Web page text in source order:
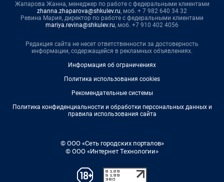
Жапарова Жанна, менеджер по работе с федеральными клиентами
zhanna.zhaparova@shkulev.ru, моб. + 7 982 640 34 32
Ревина Мария, директор по работе с федеральными клиентами
mariya.revina@shkulev.ru, моб. +7 910 402 4056
Редакция сайта не несет ответственности за достоверность
информации, содержащейся в рекламных объявлениях.
Информация об ограничениях
Политика использования cookies
Рекомендательные системы
Политика конфиденциальности и обработки персональных данных и
правила использования сайта
© ООО «Сеть городских порталов»
© ООО «Интернет Технологии»